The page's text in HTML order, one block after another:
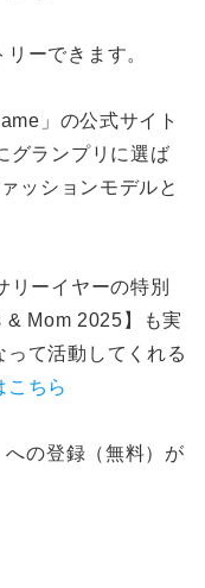
ーできます。
」の公式サイト
グランプリに選ば
ッションモデルと
リーイヤーの特別
Mom 2025】も実
て活動してくれる
こちら
の登録（無料）が